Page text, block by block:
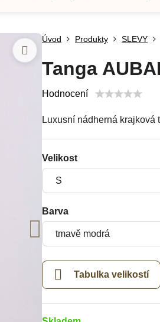
Úvod Produkty SLEVY
Tanga
Hodnocení
Luxusní nádherná krajková
Velikost
Barva
Tabulka velikostí